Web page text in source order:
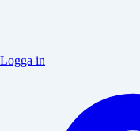
Logga in